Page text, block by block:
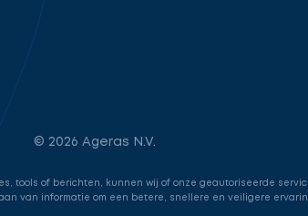
© 2026 Ageras N.V.
tools of berichten, kunnen wij of onze geautoriseerde
van informatie om een betere, snellere en veiligere